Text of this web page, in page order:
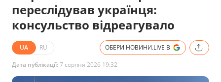
переслідував українця:
консульство відреагувало
UA RU ОБЕРИ НОВИНИ.LIVE В
Дата публікації:7 серпня 2026 19:32